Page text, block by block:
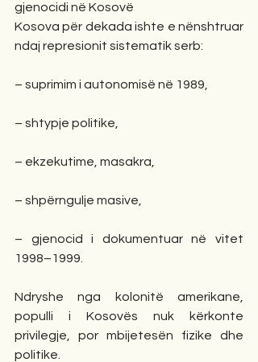
gjenocidi në Kosovë
Kosova për dekada ishte e nënshtruar
ndaj represionit sistematik serb:
– suprimim i autonomisë në 1989,
– shtypje politike,
– ekzekutime, masakra,
– shpërngulje masive,
– gjenocid i dokumentuar në vitet
1998–1999.
Ndryshe nga kolonitë amerikane,
populli i Kosovës nuk kërkonte
privilegje, por mbijetesën fizike dhe
politike.